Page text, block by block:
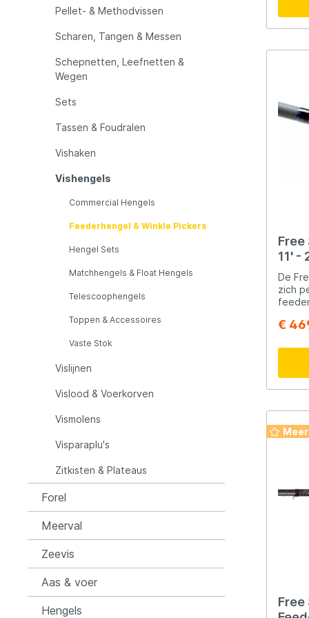
Mainline
MTC Muck
Ondex Spinners
Pro
Raymarine Rapala
Rozemijer
Senshu
Spro
Team Deep Sea
Viper
Yuki
Pellet- & Methodvissen
Scharen, Tangen & Messen
Schepnetten, Leefnetten &
Wegen
Sets
Tassen & Foudralen
Vishaken
Vishengels
Commercial Hengels
Feederhengel & Winkle Pickers
Hengel Sets
Matchhengels & Float Hengels
Telescoophengels
Toppen & Accessoires
Vaste Stok
Vislijnen
Vislood & Voerkorven
Vismolens
Visparaplu's
Zitkisten & Plateaus
Forel
Meerval
Zeevis
Aas & voer
Hengels
herstelactie.
actie
brasem
diverse
Method
Brasem
11' -
De
zich
voor
licht
Free
hol
gevoelig. Extra
oz.
€
Free